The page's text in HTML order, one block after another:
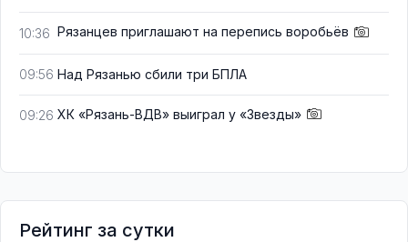
10:36 Рязанцев приглашают на перепись воробьёв
09:56 Над Рязанью сбили три БПЛА
09:26 ХК «Рязань-ВДВ» выиграл у «Звезды»
Рейтинг за сутки